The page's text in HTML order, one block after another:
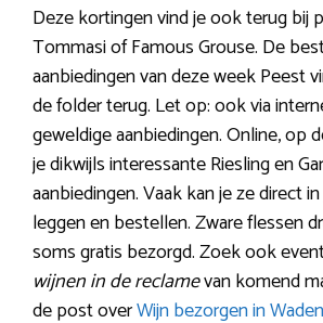
Deze kortingen vind je ook terug bij
Tommasi of Famous Grouse. De
aanbiedingen van deze week Peest
de folder terug. Let op: ook via
geweldige aanbiedingen. Online, op
je dikwijls interessante Riesling en
aanbiedingen. Vaak kan je ze direct
leggen en bestellen. Zware flessen
soms gratis bezorgd. Zoek ook
wijnen in de reclamevan komend
de post overWijn bezorgen in